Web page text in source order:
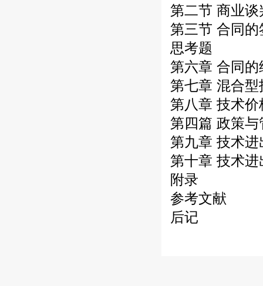
第二节 商业谈
第三节 合同
思考题
第六章 合同
第七章 混合
第八章 技术
第四篇 政策与
第九章 技术
第十章 技术
附录
参考文献
后记